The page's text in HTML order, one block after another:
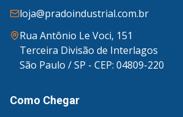
loja@pradoindustrial.com.br
Rua Antônio Le Voci, 151
Terceira Divisão de Interlagos
São Paulo / SP - CEP: 04809-220
Como Chegar